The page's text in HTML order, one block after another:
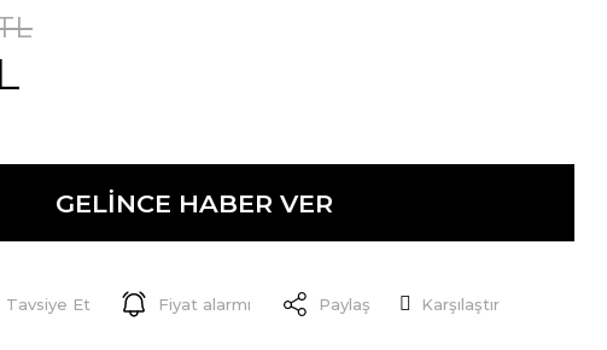
GELİNCE HABER VER
Tavsiye Et Fiyat alarmı Paylaş Karşılaştır